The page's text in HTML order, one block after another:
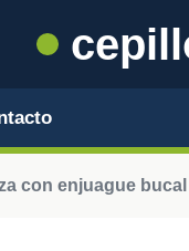
con enjuague bucal